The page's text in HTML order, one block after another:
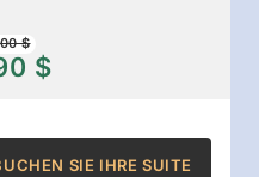
$
$
SIE IHRE SUITE